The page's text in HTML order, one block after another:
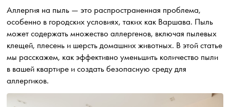
Аллергия на пыль — это распространенная проблема,
особенно в городских условиях, таких как Варшава. Пыль
может содержать множество аллергенов, включая пылевых
клещей, плесень и шерсть домашних животных. В этой статье
мы расскажем, как эффективно уменьшить количество пыли
в вашей квартире и создать безопасную среду для
аллергиков.